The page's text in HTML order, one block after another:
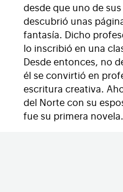
desde que uno de
descubrió unas
fantasía. Dicho
lo inscribió en una
Desde entonces, no
él se convirtió en
escritura creativa.
del Norte con su
fue su primera novela.